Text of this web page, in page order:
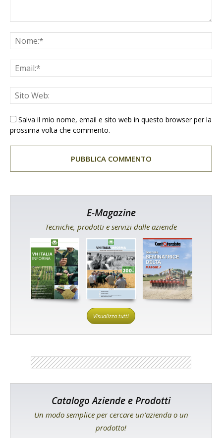
Salva il mio nome, email e sito web in questo browser per la
prossima volta che commento.
E-Magazine
Tecniche, prodotti e servizi dalle aziende
Visualizza tutti
Catalogo Aziende e Prodotti
Un modo semplice per cercare un'azienda o un
prodotto!